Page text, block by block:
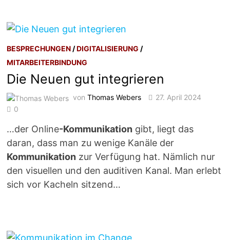
BESPRECHUNGEN/DIGITALISIERUNG /
MITARBEITERBINDUNG
Die Neuen gut integrieren
vonThomas Webers
27. April 2024
0
…der Online-Kommunikation gibt, liegt das
daran, dass man zu wenige Kanäle der
Kommunikation zur Verfügung hat. Nämlich nur
den visuellen und den auditiven Kanal. Man erlebt
sich vor Kacheln sitzend…